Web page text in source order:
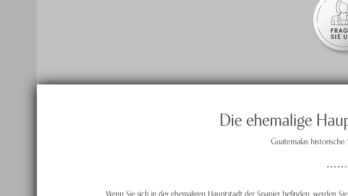
Die ehemalige
Guatemalas
Wenn Sie sich in der ehemaligen Hauptstadt der Spanier befinden, werden